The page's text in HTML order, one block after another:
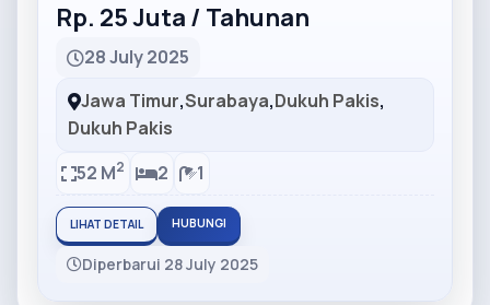
Rp. 25 Juta / Tahunan
28 July 2025
Jawa Timur,Surabaya,Dukuh Pakis,
Dukuh Pakis
52 M2 2 1
LIHAT DETAIL HUBUNGI
Diperbarui 28 July 2025